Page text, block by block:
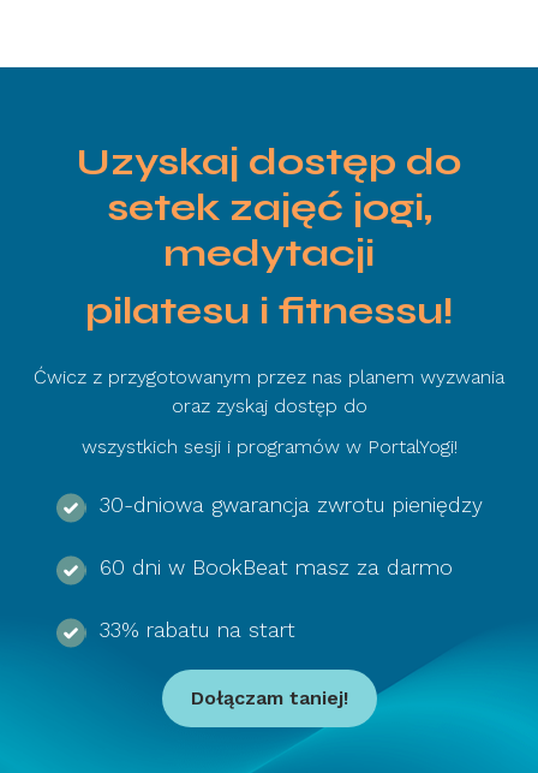
Uzyskaj dostęp do
setek zajęć jogi,
medytacji
pilatesu i fitnessu!
Ćwicz z przygotowanym przez nas planem wyzwania
oraz zyskaj dostęp do
wszystkich sesji i programów w PortalYogi!
30-dniowa gwarancja zwrotu pieniędzy
60 dni w BookBeat masz za darmo
33% rabatu na start
Dołączam taniej!